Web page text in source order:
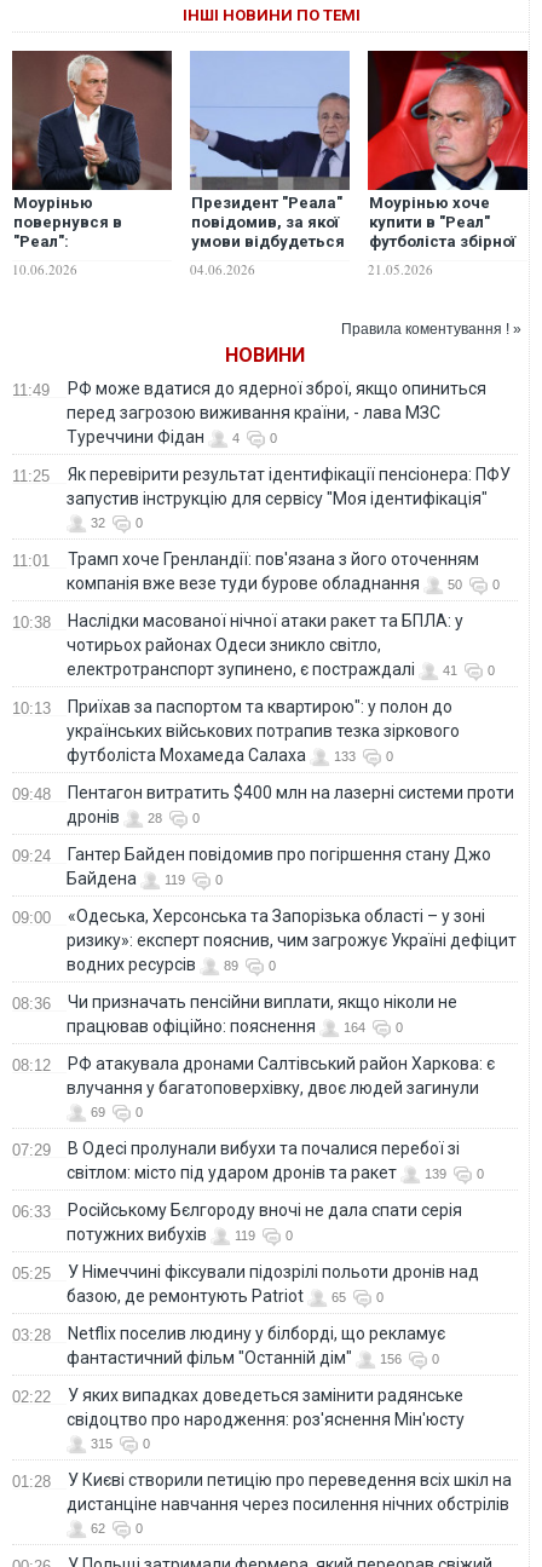
ІНШІ НОВИНИ ПО ТЕМІ
Моурінью
повернувся в
"Реал":
викупив тренера у
10.06.2026
Президент "Реала"
повідомив, за якої
умови відбудеться
Моурінью
04.06.2026
Моурінью хоче
купити в "Реал"
футболіста збірної
21.05.2026
Правила коментування ! »
НОВИНИ
11:49
РФ може вдатися до ядерної зброї, якщо опиниться
перед загрозою виживання країни, - лава МЗС
Туреччини Фідан
4 0
11:25
Як перевірити результат ідентифікації пенсіонера: ПФУ
запустив інструкцію для сервісу "Моя ідентифікація"
32 0
11:01
Трамп хоче Гренландії: пов'язана з його оточенням
компанія вже везе туди бурове обладнання
50 0
10:38
Наслідки масованої нічної атаки ракет та БПЛА: у
чотирьох районах Одеси зникло світло,
електротранспорт зупинено, є постраждалі
41 0
10:13
Приїхав за паспортом та квартирою": у полон до
українських військових потрапив тезка зіркового
футболіста Мохамеда Салаха
133 0
09:48
Пентагон витратить $400 млн на лазерні системи проти
дронів
28 0
09:24
Гантер Байден повідомив про погіршення стану Джо
Байдена
119 0
09:00
«Одеська, Херсонська та Запорізька області – у зоні
ризику»: експерт пояснив, чим загрожує Україні дефіцит
водних ресурсів
89 0
08:36
Чи призначать пенсійни виплати, якщо ніколи не
працював офіційно: пояснення
164 0
08:12
РФ атакувала дронами Салтівський район Харкова: є
влучання у багатоповерхівку, двоє людей загинули
69 0
07:29
В Одесі пролунали вибухи та почалися перебої зі
світлом: місто під ударом дронів та ракет
139 0
06:33
Російському Бєлгороду вночі не дала спати серія
потужних вибухів
119 0
05:25
У Німеччині фіксували підозрілі польоти дронів над
базою, де ремонтують Patriot
65 0
03:28
Netflix поселив людину у білборді, що рекламує
фантастичний фільм "Останній дім"
156 0
02:22
У яких випадках доведеться замінити радянське
свідоцтво про народження: роз'яснення Мін'юсту
315 0
01:28
У Києві створили петицію про переведення всіх шкіл на
дистанціне навчання через посилення нічних обстрілів
62 0